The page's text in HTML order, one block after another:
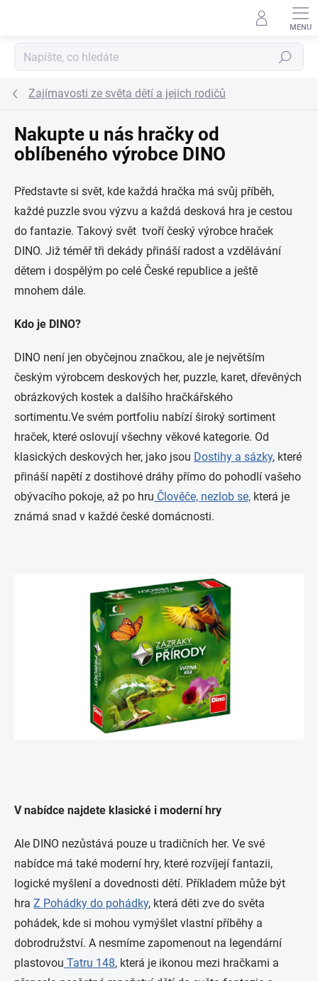
Hledat
Zajímavosti ze světa dětí a jejich rodičů
Nakupte u nás hračky od
oblíbeného výrobce DINO
Představte si svět, kde každá hračka má svůj příběh,
každé puzzle svou výzvu a každá desková hra je cestou
do fantazie. Takový svět tvoří český výrobce hraček
DINO. Již téměř tři dekády přináší radost a vzdělávání
dětem i dospělým po celé České republice a ještě
mnohem dále.
Kdo je DINO?
DINO není jen obyčejnou značkou, ale je největším
českým výrobcem deskových her, puzzle, karet, dřevěných
obrázkových kostek a dalšího hračkářského
sortimentu.Ve svém portfoliu nabízí široký sortiment
hraček, které oslovují všechny věkové kategorie. Od
klasických deskových her, jako jsou Dostihy a sázky, které
přináší napětí z dostihové dráhy přímo do pohodlí vašeho
obývacího pokoje, až po hru Člověče, nezlob se, která je
známá snad v každé české domácnosti.
V nabídce najdete klasické i moderní hry
Ale DINO nezůstává pouze u tradičních her. Ve své
nabídce má také moderní hry, které rozvíjejí fantazii,
logické myšlení a dovednosti dětí. Příkladem může být
hra Z Pohádky do pohádky, která děti zve do světa
pohádek, kde si mohou vymýšlet vlastní příběhy a
dobrodružství. A nesmíme zapomenout na legendární
plastovou Tatru 148, která je ikonou mezi hračkami a